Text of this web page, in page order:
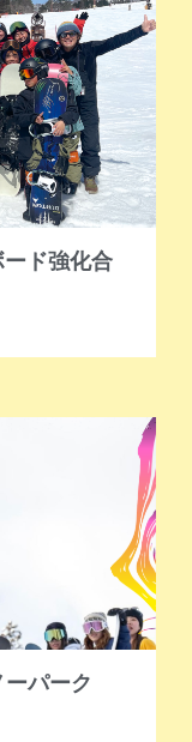
ド強化合
パーク